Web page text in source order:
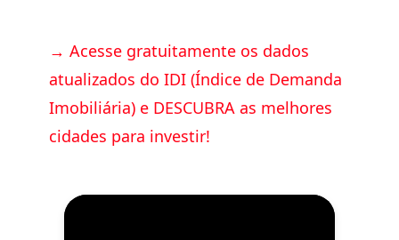
→ Acesse gratuitamente os dados
atualizados do IDI (Índice de Demanda
Imobiliária) e DESCUBRA as melhores
cidades para investir!